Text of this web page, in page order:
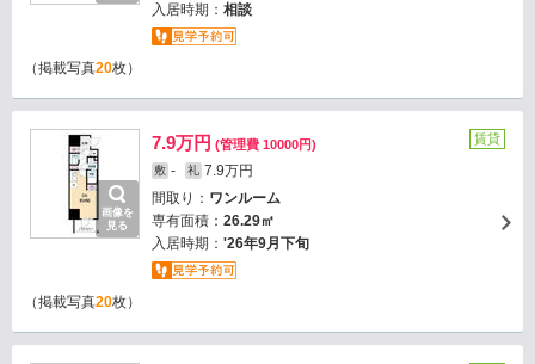
入居時期： 相談
（掲載写真20枚）
画像を
見る
7.9万円 (管理費 10000円)
敷 - 礼 7.9万円
間取り： ワンルーム
専有面積： 26.29㎡
入居時期： '26年9月下旬
賃貸
（掲載写真20枚）